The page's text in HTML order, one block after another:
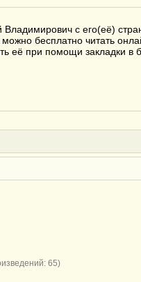
с его(её)
бесплатно читать
её при помощи закладки
65)